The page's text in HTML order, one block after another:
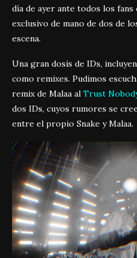
día de ayer ante todos los fans
exclusivo de mano de dos de
escena.
Una gran dosis de IDs,
como remixes. Pudimos
remix de Malaa al Trust
dos IDs, cuyos rumores se
entre el propio Snake y Malaa.